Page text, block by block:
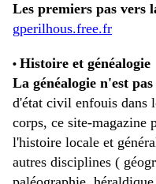
Les premiers pas vers
gperilhous.free.fr
• Histoire et généalogie
La généalogie n'est
d'état civil enfouis dans
corps, ce site-magazine
l'histoire locale et
autres disciplines (